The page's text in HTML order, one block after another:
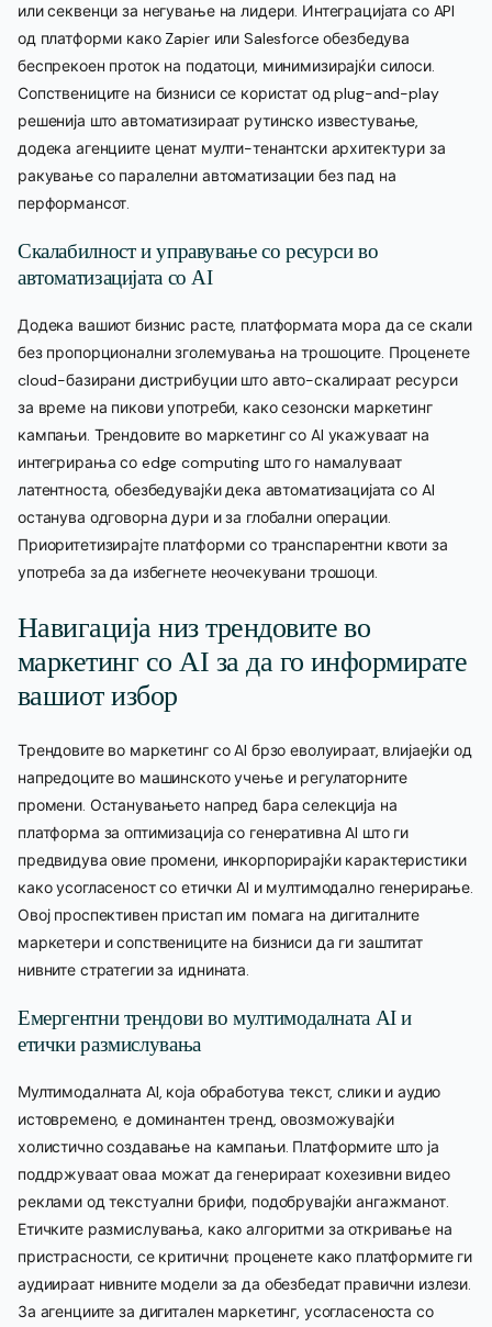
или секвенци за негување на лидери. Интеграцијата со API
од платформи како Zapier или Salesforce обезбедува
беспрекоен проток на податоци, минимизирајќи силоси.
Сопствениците на бизниси се користат од plug-and-play
решенија што автоматизираат рутинско известување,
додека агенциите ценат мулти-тенантски архитектури за
ракување со паралелни автоматизации без пад на
перформансот.
Скалабилност и управување со ресурси во
автоматизацијата со AI
Додека вашиот бизнис расте, платформата мора да се скали
без пропорционални зголемувања на трошоците. Проценете
cloud-базирани дистрибуции што авто-скалираат ресурси
за време на пикови употреби, како сезонски маркетинг
кампањи. Трендовите во маркетинг со AI укажуваат на
интегрирања со edge computing што го намалуваат
латентноста, обезбедувајќи дека автоматизацијата со AI
останува одговорна дури и за глобални операции.
Приоритетизирајте платформи со транспарентни квоти за
употреба за да избегнете неочекувани трошоци.
Навигација низ трендовите во
маркетинг со AI за да го информирате
вашиот избор
Трендовите во маркетинг со AI брзо еволуираат, влијаејќи од
напредоците во машинското учење и регулаторните
промени. Останувањето напред бара селекција на
платформа за оптимизација со генеративна AI што ги
предвидува овие промени, инкорпорирајќи карактеристики
како усогласеност со етички AI и мултимодално генерирање.
Овој проспективен пристап им помага на дигиталните
маркетери и сопствениците на бизниси да ги заштитат
нивните стратегии за иднината.
Емергентни трендови во мултимодалната AI и
етички размислувања
Мултимодалната AI, која обработува текст, слики и аудио
истовремено, е доминантен тренд, овозможувајќи
холистично создавање на кампањи. Платформите што ја
поддржуваат оваа можат да генерираат кохезивни видео
реклами од текстуални брифи, подобрувајќи ангажманот.
Етичките размислувања, како алгоритми за откривање на
пристрасности, се критични; проценете како платформите ги
аудиираат нивните модели за да обезбедат правични излези.
За агенциите за дигитален маркетинг, усогласеноста со